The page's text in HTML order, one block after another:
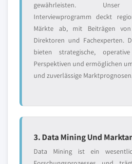
gewährleisten. Unser
Interviewprogramm deckt
Märkte ab, mit Beiträgen von
Direktoren und Fachexperten.
bieten strategische,
Perspektiven und ermöglichen
und zuverlässige
3. Data Mining Und
Data Mining ist ein